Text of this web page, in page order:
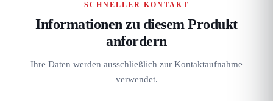
SCHNELLER KONTAKT
Informationen zu diesem Produkt
anfordern
Ihre Daten werden ausschließlich zur Kontaktaufnahme
verwendet.